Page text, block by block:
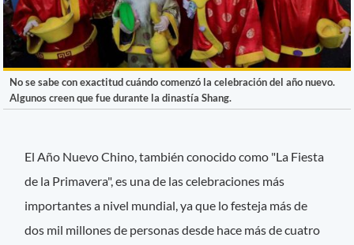
No se sabe con exactitud cuándo comenzó la celebración del año nuevo.
Algunos creen que fue durante la dinastía Shang.
El Año Nuevo Chino, también conocido como "La Fiesta
de la Primavera", es una de las celebraciones más
importantes a nivel mundial, ya que lo festeja más de
dos mil millones de personas desde hace más de cuatro